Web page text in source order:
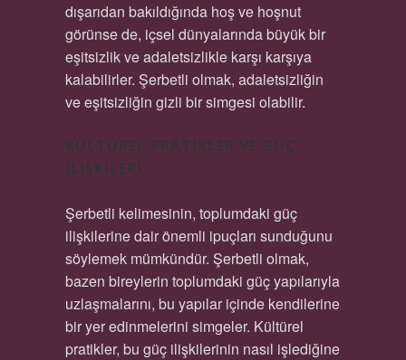
dışarıdan bakıldığında hoş ve hoşnut
görünse de, içsel dünyalarında büyük bir
eşitsizlik ve adaletsizlikle karşı karşıya
kalabilirler. Şerbetli olmak, adaletsizliğin
ve eşitsizliğin gizli bir simgesi olabilir.
KÜLTÜREL PRATIKLER VE GÜÇ
İLIŞKILERI
Şerbetli kelimesinin, toplumdaki güç
ilişkilerine dair önemli ipuçları sunduğunu
söylemek mümkündür. Şerbetli olmak,
bazen bireylerin toplumdaki güç yapılarıyla
uzlaşmalarını, bu yapılar içinde kendilerine
bir yer edinmelerini simgeler. Kültürel
pratikler, bu güç ilişkilerinin nasıl işlediğine